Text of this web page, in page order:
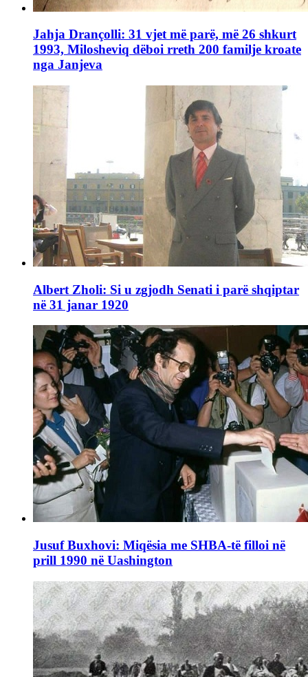
Jahja Drançolli: 31 vjet më parë, më 26 shkurt
1993, Milosheviq dëboi rreth 200 familje kroate
nga Janjeva
Albert Zholi: Si u zgjodh Senati i parë shqiptar
në 31 janar 1920
Jusuf Buxhovi: Miqësia me SHBA-të filloi në
prill 1990 në Uashington